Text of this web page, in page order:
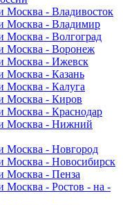
Москва - Владивосток
Москва - Владимир
Москва - Волгоград
Москва - Воронеж
Москва - Ижевск
Москва - Казань
Москва - Калуга
Москва - Киров
Москва - Краснодар
Москва - Нижний
Москва - Новгород
Москва - Новосибирск
Москва - Пенза
Москва - Ростов - на -